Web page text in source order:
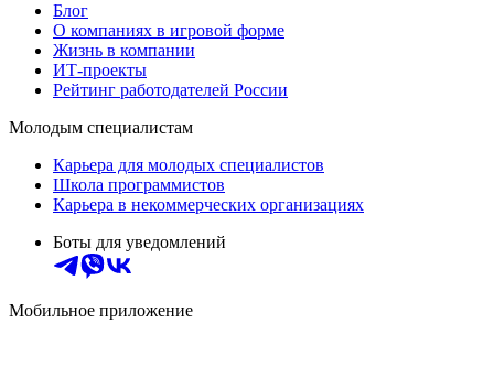
Блог
О компаниях в игровой форме
Жизнь в компании
ИТ-проекты
Рейтинг работодателей России
Молодым специалистам
Карьера для молодых специалистов
Школа программистов
Карьера в некоммерческих организациях
Боты для уведомлений
Мобильное приложение